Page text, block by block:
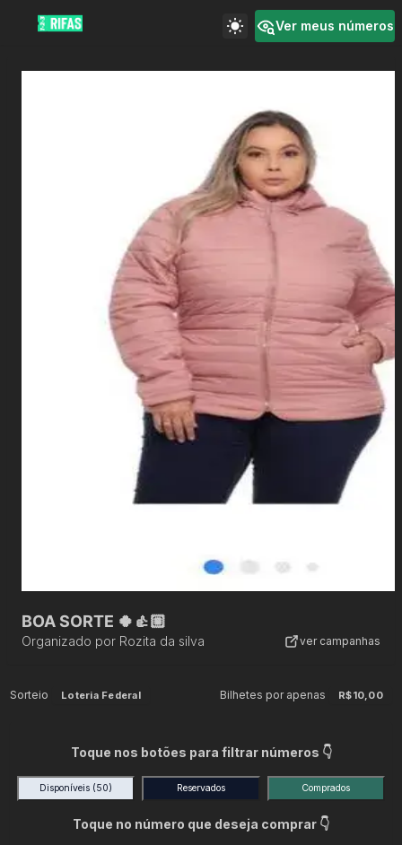
Ver meus números
BOA SORTE 🍀👍🏼
Organizado por Rozita da silva ver campanhas
Sorteio Loteria Federal Bilhetes por apenas R$10,00
Toque nos botões para filtrar números 👇
Disponíveis (50) Reservados Comprados
Toque no número que deseja comprar 👇